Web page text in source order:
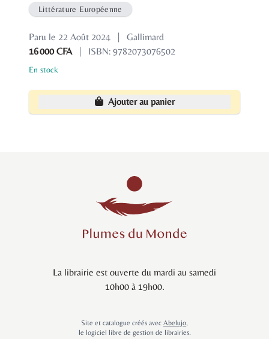
Littérature Européenne
Paru le 22 Août 2024 |
Gallimard
16 000 CFA
| ISBN: 9782073076502
En stock
Ajouter au panier
La librairie est ouverte du mardi au samedi
10h00 à 19h00.
Site et catalogue créés avec Abelujo,
le logiciel libre de gestion de librairies.